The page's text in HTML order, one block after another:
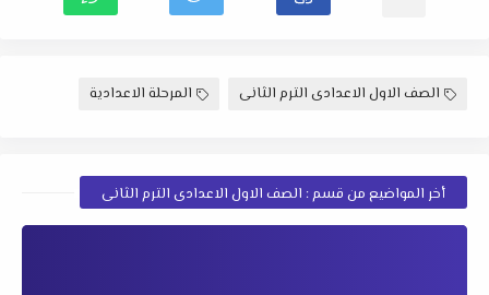
الصف الاول الاعدادى الترم الثانى المرحلة الاعدادية
أخر المواضيع من قسم : الصف الاول الاعدادى الترم الثانى